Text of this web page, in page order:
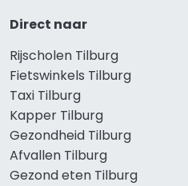
Direct naar
Rijscholen Tilburg
Fietswinkels Tilburg
Taxi Tilburg
Kapper Tilburg
Gezondheid Tilburg
Afvallen Tilburg
Gezond eten Tilburg